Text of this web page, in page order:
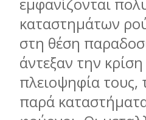
εμφανίζονται
καταστημάτων
στη θέση
άντεξαν την
πλειοψηφία τους,
παρά